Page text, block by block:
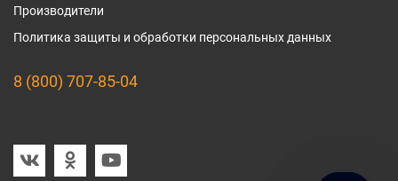
Производители
Политика защиты и обработки персональных данных
8 (800) 707-85-04